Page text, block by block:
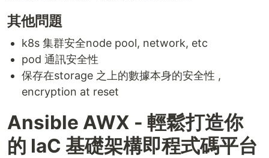
其他問題
k8s 集群安全node pool, network, etc
pod 通訊安全性
保存在storage 之上的數據本身的安全性 ,
encryption at reset
Ansible AWX - 輕鬆打造你
的 IaC 基礎架構即程式碼平台